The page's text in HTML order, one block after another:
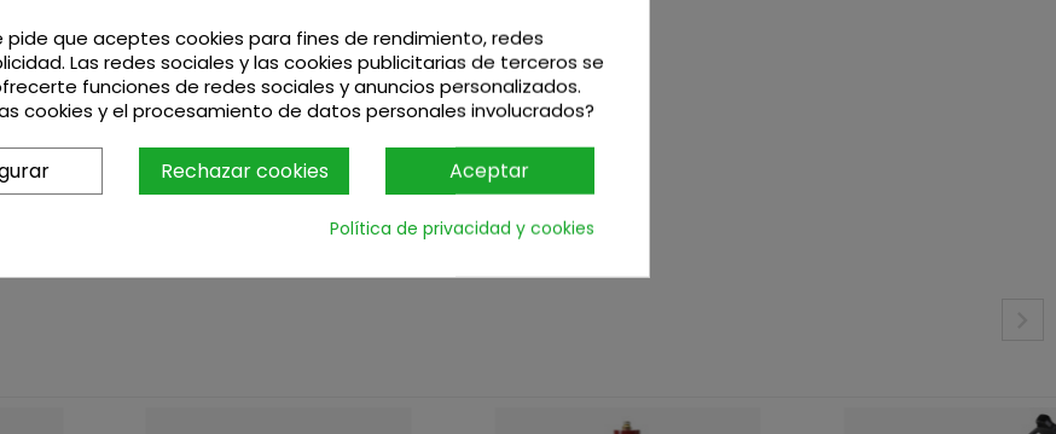
y agropecuarias.
e industriales
ventilación y climatización
pide que aceptes cookies para fines de rendimiento, redes
Las redes sociales y las cookies publicitarias de terceros se
funciones de redes sociales y anuncios personalizados.
cookies y el procesamiento de datos personales involucrados?
Aceptar
Rechazar cookies
Política de privacidad y cookies